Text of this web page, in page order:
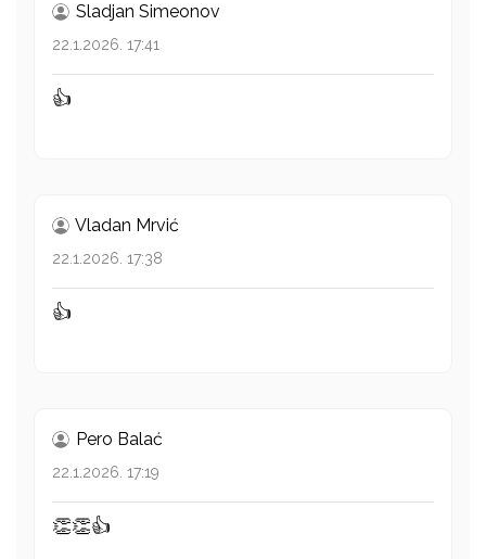
Sladjan Simeonov
22.1.2026. 17:41
👍
Vladan Mrvić
22.1.2026. 17:38
👍
Pero Balać
22.1.2026. 17:19
👏👏👍